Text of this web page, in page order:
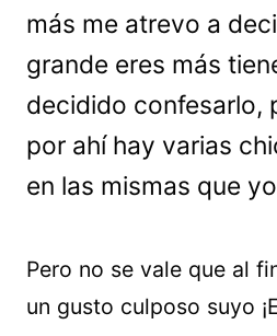
más me atrevo a
grande eres más
decidido confesarlo,
por ahí hay varias
en las mismas que
Pero no se vale que al
un gusto culposo suyo